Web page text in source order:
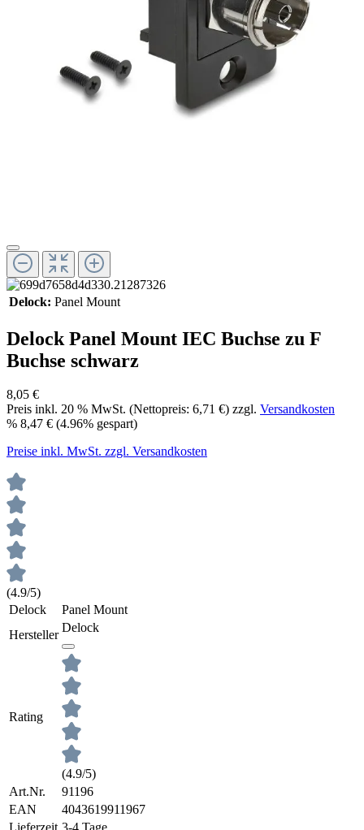
Delock: Panel Mount
Delock Panel Mount IEC Buchse zu F
Buchse schwarz
8,05 €
Preis inkl. 20 % MwSt. (Nettopreis: 6,71 €) zzgl. Versandkosten
% 8,47 € (4.96% gespart)
Preise inkl. MwSt. zzgl. Versandkosten
(4.9/5)
Delock
Panel Mount
Hersteller
Delock
Rating
(4.9/5)
Art.Nr.
91196
EAN
4043619911967